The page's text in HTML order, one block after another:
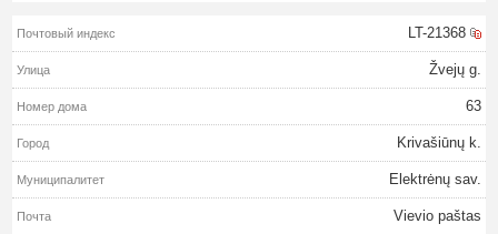
LT-21368
Žvejų g.
63
Krivašiūnų k.
Elektrėnų sav.
Vievio paštas